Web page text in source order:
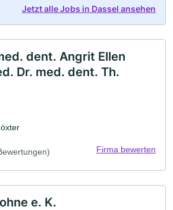
Jetzt alle Jobs in Dassel ansehen
dent. Angrit Ellen
Dr. med. dent. Th.
Firma bewerten
e. K.